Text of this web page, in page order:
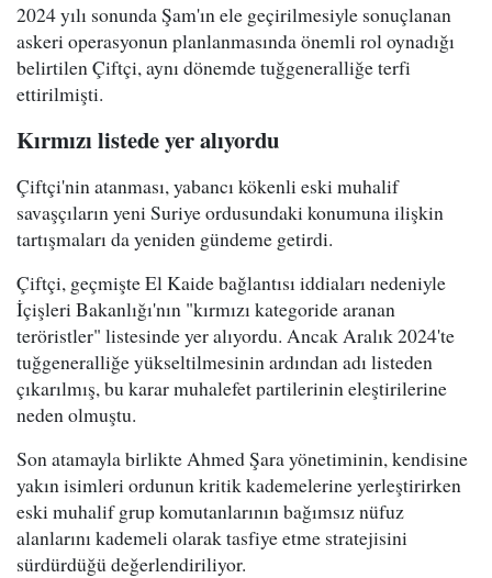
2024 yılı sonunda Şam'ın ele geçirilmesiyle sonuçlanan
askeri operasyonun planlanmasında önemli rol oynadığı
belirtilen Çiftçi, aynı dönemde tuğgeneralliğe terfi
ettirilmişti.
Kırmızı listede yer alıyordu
Çiftçi'nin atanması, yabancı kökenli eski muhalif
savaşçıların yeni Suriye ordusundaki konumuna ilişkin
tartışmaları da yeniden gündeme getirdi.
Çiftçi, geçmişte El Kaide bağlantısı iddiaları nedeniyle
İçişleri Bakanlığı'nın "kırmızı kategoride aranan
teröristler" listesinde yer alıyordu. Ancak Aralık 2024'te
tuğgeneralliğe yükseltilmesinin ardından adı listeden
çıkarılmış, bu karar muhalefet partilerinin eleştirilerine
neden olmuştu.
Son atamayla birlikte Ahmed Şara yönetiminin, kendisine
yakın isimleri ordunun kritik kademelerine yerleştirirken
eski muhalif grup komutanlarının bağımsız nüfuz
alanlarını kademeli olarak tasfiye etme stratejisini
sürdürdüğü değerlendiriliyor.